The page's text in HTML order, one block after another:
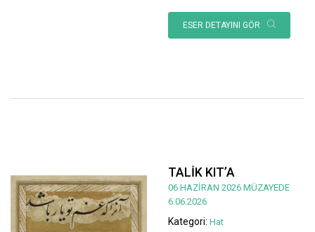
ESER DETAYINI GÖR
TALİK KIT’A
06 HAZİRAN 2026 MÜZAYEDE
6.06.2026
Kategori: Hat